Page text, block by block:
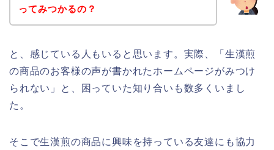
ってみつかるの？
と、感じている人もいると思います。実際、「生漢煎
の商品のお客様の声が書かれたホームページがみつけ
られない」と、困っていた知り合いも数多くいまし
た。
そこで生漢煎の商品に興味を持っている友達にも協力